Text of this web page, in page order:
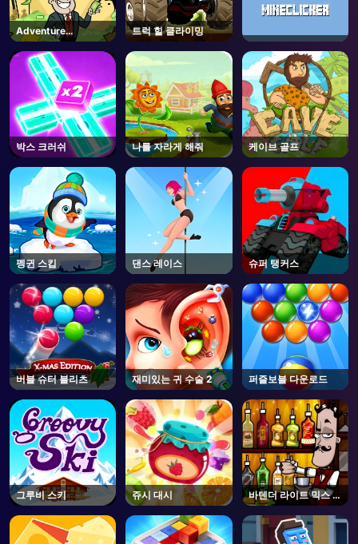
Adventure
Capitalist
트럭 힐 클라이밍
박스 크러쉬 나를 자라게 해줘 케이브 골프
펭귄 스킵 댄스 레이스 슈퍼 탱커스
버블 슈터 블리츠 재미있는 귀 수술 2 퍼즐보블 다운로드
그루비 스키 쥬시 대시
바텐더 라이트 믹스 만
들기